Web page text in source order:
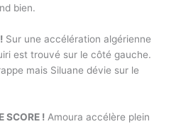
bien.
Sur une accélération algérienne
est trouvé sur le côté gauche.
mais Siluane dévie sur le
SCORE !Amoura accélère plein